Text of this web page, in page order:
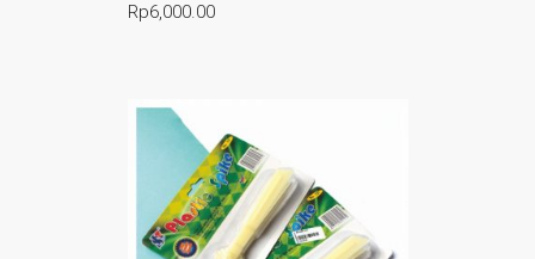
Rp6,000.00